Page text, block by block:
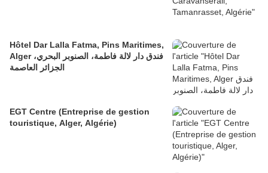
Hôtel Dar Lalla Fatma, Pins Maritimes,
Alger فندق دار لالة فاطمة، الصنوبر البحري،
الجزائر العاصمة
EGT Centre (Entreprise de gestion
touristique, Alger, Algérie)